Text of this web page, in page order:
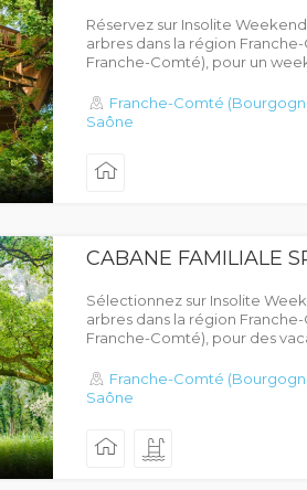
Réservez sur Insolite
arbres dans la région
Franche-Comté), pour un
Franche-Comté
Saône
CABANE FAMILIALE
Sélectionnez sur Insolite
arbres dans la région
Franche-Comté), pour des
Franche-Comté
Saône